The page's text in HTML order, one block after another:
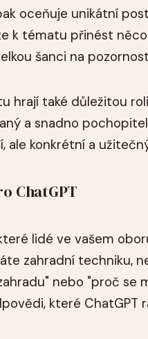
oceňuje unikátní
k tématu přinést
šanci na
hrají také důležitou
a snadno
ale konkrétní a
ChatGPT
lidé ve vašem
zahradní techniku,
nebo "proč se
které ChatGPT